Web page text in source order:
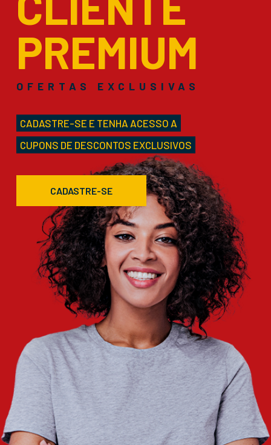
PREMIUM
OFERTAS EXCLUSIVAS
CADASTRE-SE E TENHA ACESSO A
CUPONS DE DESCONTOS EXCLUSIVOS
CADASTRE-SE